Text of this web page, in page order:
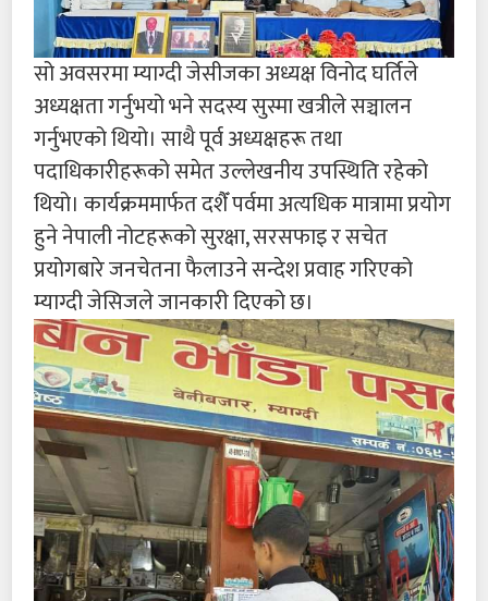
सो अवसरमा म्याग्दी जेसीजका अध्यक्ष विनोद घर्तिले
अध्यक्षता गर्नुभयो भने सदस्य सुस्मा खत्रीले सञ्चालन
गर्नुभएको थियो। साथै पूर्व अध्यक्षहरू तथा
पदाधिकारीहरूको समेत उल्लेखनीय उपस्थिति रहेको
थियो। कार्यक्रममार्फत दशैँ पर्वमा अत्यधिक मात्रामा प्रयोग
हुने नेपाली नोटहरूको सुरक्षा, सरसफाइ र सचेत
प्रयोगबारे जनचेतना फैलाउने सन्देश प्रवाह गरिएको
म्याग्दी जेसिजले जानकारी दिएको छ।